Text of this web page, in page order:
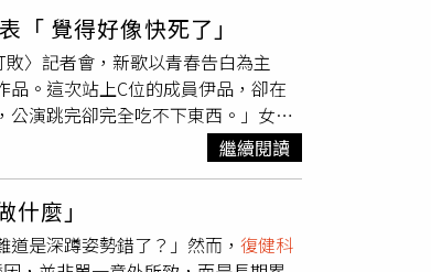
常見臨床症狀包括手指局部痠痛、
李醫師也提到，已有相關醫學研究
現狀，李醫師強調，預防與自救的
下休息；其次，平時可多進行手背
支架，避免長時間以單手特定手指
且未改善，應盡速尋求專業門診評
覺得好像快死了」
〉記者會，新歌以青春告白為主
。這次站上C位的成員伊品，卻在
演跳完卻完全吃不下東西。」女團
體重長期低於40公斤，讓身邊的人
依品甚至忍不住私訊媽媽說：「我覺
抗壓性太強了，其實身體早就感受
整，她的壓力與身體狀況逐漸恢
林于馨透露，之前錄影文總除夕特
繼續閱讀
麼」
是深蹲姿勢錯了？」然而， 復健科